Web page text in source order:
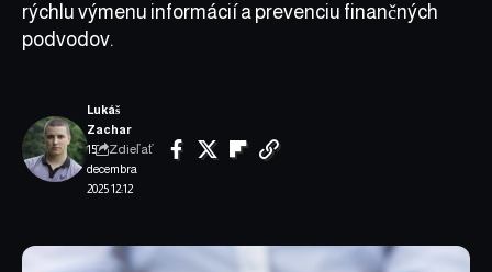
rýchlu výmenu informácií a prevenciu finančných
podvodov.
15.
decembra
2025 12:12
Lukáš
Zachar
Zdieľať